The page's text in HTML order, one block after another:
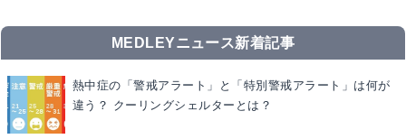
MEDLEYニュース新着記事
熱中症の「警戒アラート」と「特別警戒アラート」は何が
違う？ クーリングシェルターとは？